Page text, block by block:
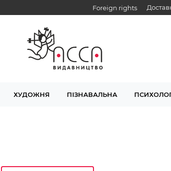
Foreign rights
ХУДОЖНЯ ПІЗНАВАЛЬНА